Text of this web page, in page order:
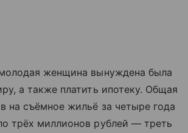
женщина вынуждена была
а также платить ипотеку. Общая
на съёмное жильё за четыре года
трёх миллионов рублей — треть